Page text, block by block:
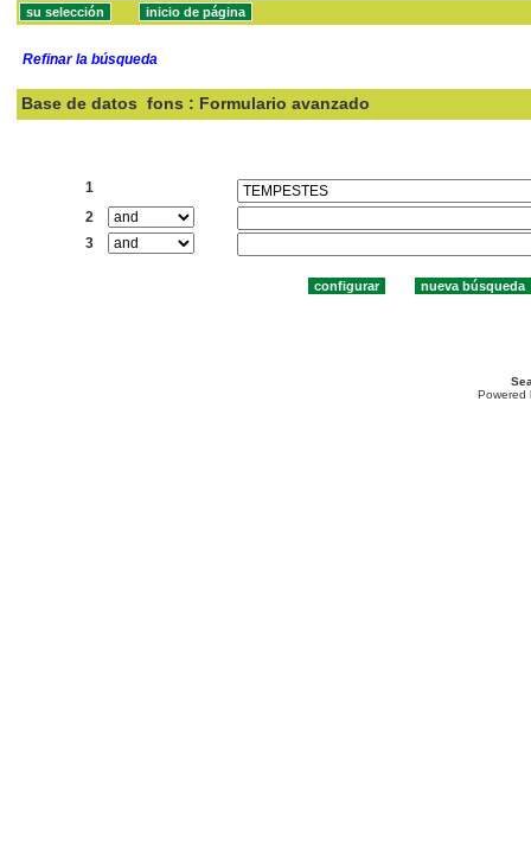
Refinar la búsqueda
Base de datos fons : Formulario avanzado
1
2
3